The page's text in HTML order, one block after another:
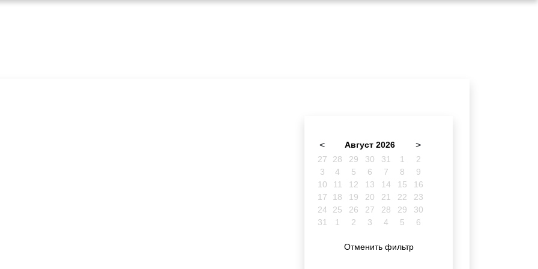
< Август 2026 >
27 28 29 30 31 1
2
3
4 5 6 7 8
9
10
11 12 13 14 15
16
17
18 19 20 21 22
23
24
25 26 27 28 29
30
31
1 2 3 4 5 6
Отменить фильтр